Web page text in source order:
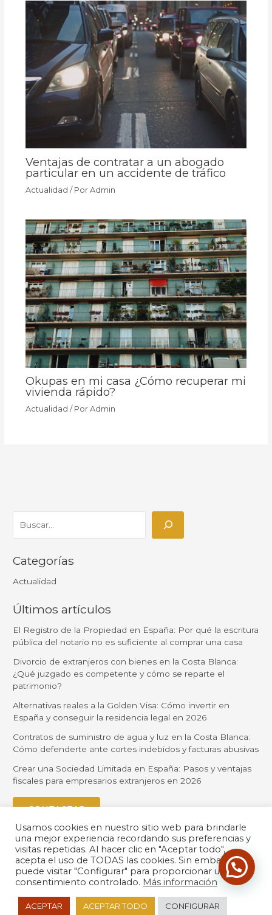
Ventajas de contratar a un abogado
particular en un accidente de tráfico
Actualidad / Por Admin
Okupas en mi casa ¿Cómo recuperar mi
vivienda rápido?
Actualidad / Por Admin
Categorías
Actualidad
Últimos artículos
El Registro de la Propiedad en España: Por qué la escritura
pública del notario no es suficiente al comprar una casa
Divorcio de extranjeros con bienes en la Costa Blanca:
¿Qué juzgado es competente y cómo se reparte el
patrimonio?
Alternativas reales a la Golden Visa: Cómo invertir en
España y conseguir la residencia legal en 2026
Contratos de suministro de agua y luz en la Costa Blanca:
Cómo defenderte ante cortes indebidos y facturas abusivas
Crear una Sociedad Limitada en España: Pasos y ventajas
fiscales para empresarios extranjeros en 2026
CONTACTAR
© 2026 Orihuela Solicitors |Política de Privacidad| Desarrollado
por LexdirWeb
Usamos cookies en nuestro sitio web para brindarle
una mejor experiencia recordando sus preferencias y
visitas repetidas. Al hacer clic en "Aceptar todo",
acepta el uso de TODAS las cookies. Sin embargo,
puede visitar "Configurar" para proporcionar un
consentimiento controlado. Más información
ACEPTAR ACEPTAR TODO CONFIGURAR